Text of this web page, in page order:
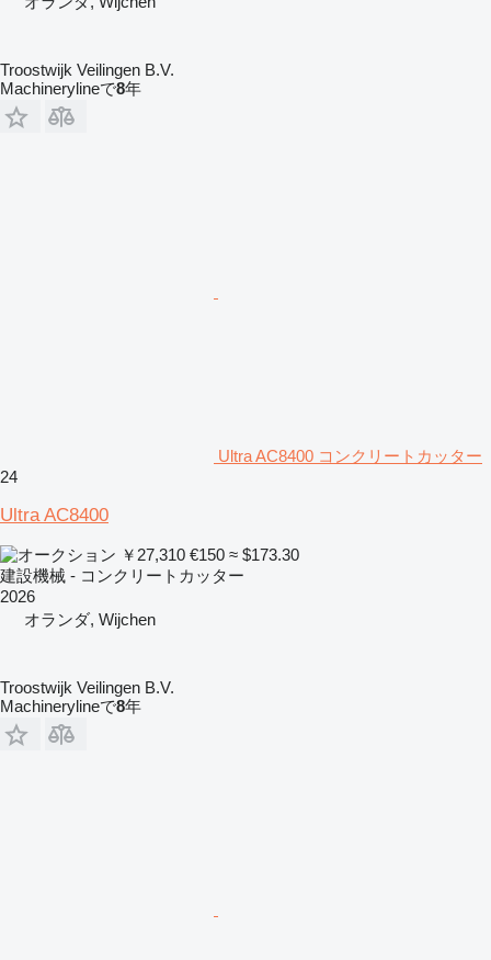
Troostwijk Veilingen B.V.
Machinerylineで8年
Ultra AC8400 コンクリートカッター
24
Ultra AC8400
￥27,310 €150 ≈ $173.30
建設機械 - コンクリートカッター
2026
オランダ, Wijchen
Troostwijk Veilingen B.V.
Machinerylineで8年